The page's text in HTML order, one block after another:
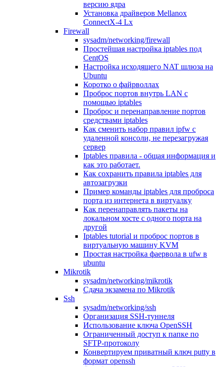
версию ядра
Установка драйверов Mellanox
ConnectX-4 Lx
Firewall
sysadm/networking/firewall
Простейшая настройка iptables под
CentOS
Настройка исходящего NAT шлюза на
Ubuntu
Коротко о файрволлах
Проброс портов внутрь LAN с
помощью iptables
Проброс и перенаправление портов
средствами iptables
Как сменить набор правил ipfw с
удаленной консоли, не перезагружая
сервер
Iptables правила - общая информация и
как это работает.
Как сохранить правила iptables для
автозагрузки
Пример команды iptables для проброса
порта из интернета в виртуалку
Как перенаправлять пакеты на
локальном хосте с одного порта на
другой
Iptables tutorial и проброс портов в
виртуальную машину KVM
Простая настройка фаервола в ufw в
ubuntu
Mikrotik
sysadm/networking/mikrotik
Сдача экзамена по Mikrotik
Ssh
sysadm/networking/ssh
Организация SSH-туннеля
Использование ключа OpenSSH
Ограниченный доступ к папке по
SFTP-протоколу
Конвертируем приватный ключ putty в
формат openssh